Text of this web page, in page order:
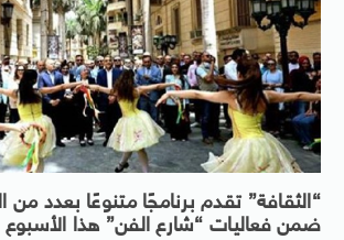
“الثقافة” تقدم برنامجًا متنوعًا بعدد من
ضمن فعاليات “شارع الفن” هذا الأسبوع